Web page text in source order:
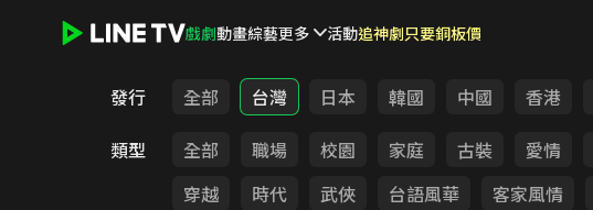
戲劇動畫綜藝更多 活動追神劇只要銅板價
發行 全部 台灣 日本 韓國 中國 香港
類型
全部 職場 校園 家庭 古裝 愛情
穿越
時代 武俠 台語風華 客家風情